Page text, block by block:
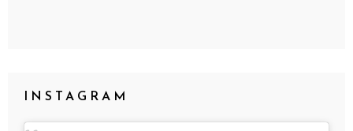
INSTAGRAM